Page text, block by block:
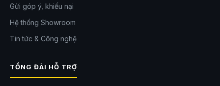
điều khiển đèn bằngAlexa
Gửi góp ý, khiếu nại
Hệ thống Showroom
Tin tức & Công nghệ
TỔNG ĐÀI HỖ TRỢ